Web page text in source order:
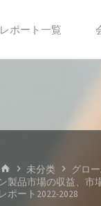
ポート一覧
ホ
ー
ム
未分类
グロ
製品市場の収益、市
ポート2022-2028